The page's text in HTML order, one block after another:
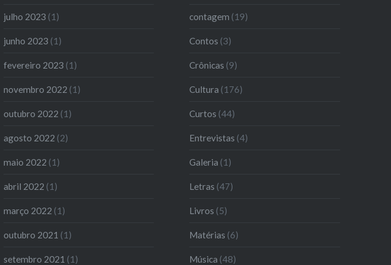
julho 2023 (1)
junho 2023 (1)
fevereiro 2023 (1)
novembro 2022 (1)
outubro 2022 (1)
agosto 2022 (2)
maio 2022 (1)
abril 2022 (1)
março 2022 (1)
outubro 2021 (1)
setembro 2021 (1)
contagem (19)
Contos (3)
Crônicas (9)
Cultura (176)
Curtos (44)
Entrevistas (4)
Galeria (1)
Letras (47)
Livros (5)
Matérias (6)
Música (48)